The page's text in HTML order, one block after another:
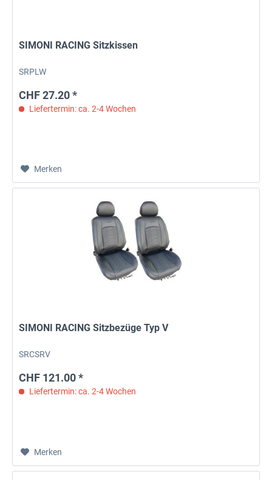
SIMONI RACING Sitzkissen
SRPLW
CHF 27.20 *
Liefertermin: ca. 2-4 Wochen
Merken
SIMONI RACING Sitzbezüge Typ V
SRCSRV
CHF 121.00 *
Liefertermin: ca. 2-4 Wochen
Merken